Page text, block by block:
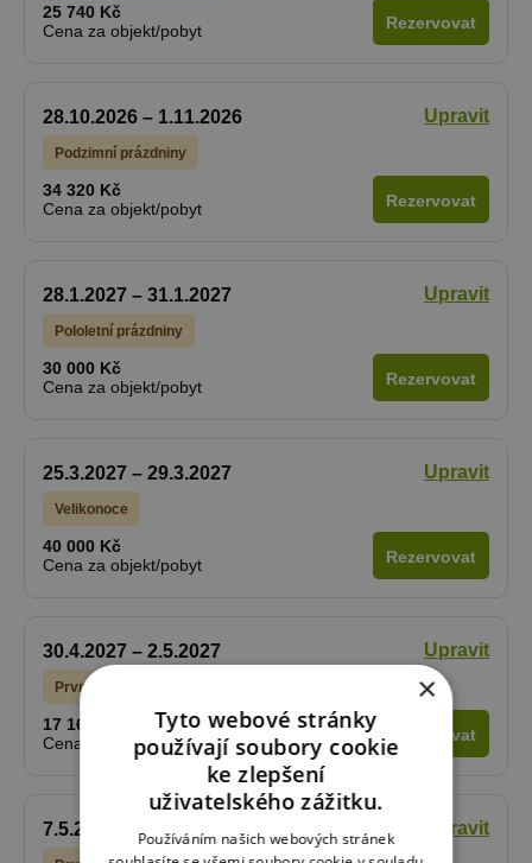
25 740 Kč
Cena za objekt/pobyt
Rezervovat
28.10.2026 – 1.11.2026 Upravit
Podzimní prázdniny
34 320 Kč
Cena za objekt/pobyt
Rezervovat
28.1.2027 – 31.1.2027 Upravit
Pololetní prázdniny
30 000 Kč
Cena za objekt/pobyt
Rezervovat
25.3.2027 – 29.3.2027 Upravit
Velikonoce
40 000 Kč
Cena za objekt/pobyt
Rezervovat
30.4.2027 – 2.5.2027 Upravit
První květnový svátek
17 160 Kč
Cena za objekt/pobyt
Rezervovat
7.5.2027 – 9.5.2027 Upravit
×
Tyto webové stránky
používají soubory cookie
ke zlepšení
uživatelského zážitku.
Používáním našich webových stránek